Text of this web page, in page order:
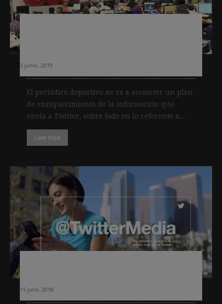
3 junio, 2019
El periódico deportivo As va a acometer un plan
de enriquecimiento de la información que
envía a Twitter, sobre todo en lo referente a...
Leer más
15 julio, 2018